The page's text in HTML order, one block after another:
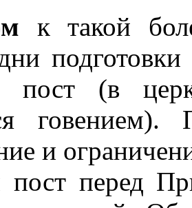
к такой
подготовки
пост (в
говением).
и
пост перед